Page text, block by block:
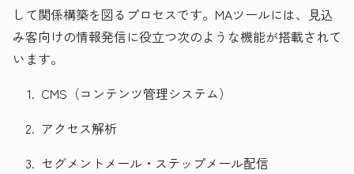
して関係構築を図るプロセスです。MAツールには、見込
み客向けの情報発信に役立つ次のような機能が搭載されて
います。
CMS（コンテンツ管理システム）
アクセス解析
セグメントメール・ステップメール配信